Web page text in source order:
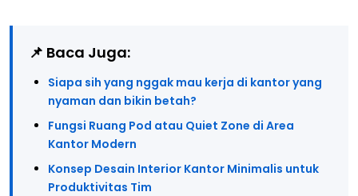
📌 Baca Juga:
Siapa sih yang nggak mau kerja di kantor yang
nyaman dan bikin betah?
Fungsi Ruang Pod atau Quiet Zone di Area
Kantor Modern
Konsep Desain Interior Kantor Minimalis untuk
Produktivitas Tim